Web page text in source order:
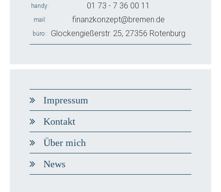
handy 01 73 - 7 36 00 11
mail finanzkonzept@bremen.de
büro: Glockengießerstr. 25, 27356 Rotenburg
Impressum
Kontakt
Über mich
News